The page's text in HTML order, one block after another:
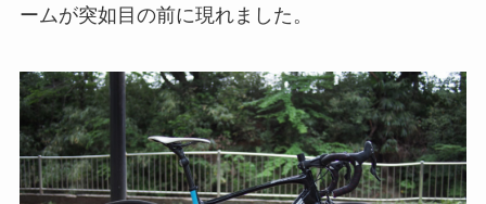
ームが突如目の前に現れました。